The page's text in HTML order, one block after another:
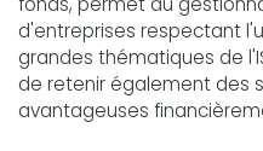
d'entreprises respectant
grandes thématiques de
de retenir également des
avantageuses